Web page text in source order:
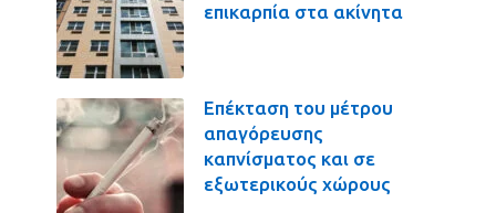
επικαρπία στα ακίνητα
Επέκταση του μέτρου
απαγόρευσης
καπνίσματος και σε
εξωτερικούς χώρους